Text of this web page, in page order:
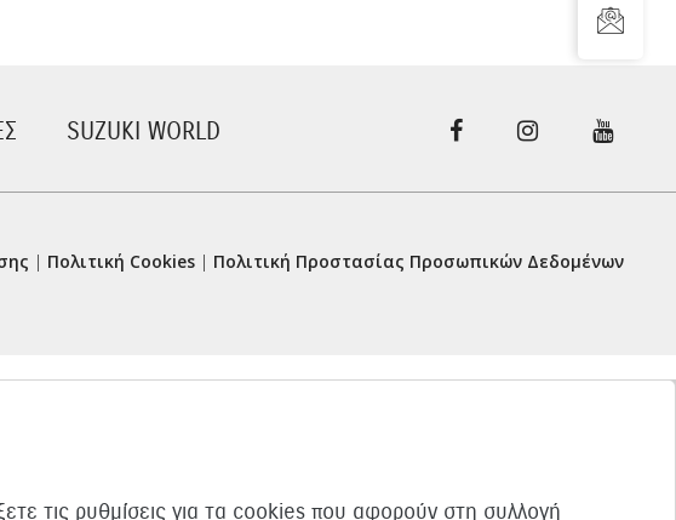
SUZUKI WORLD
| Πολιτική Cookies| Πολιτική Προστασίας Προσωπικών Δεδομένων
τις ρυθμίσεις για τα cookies που αφορούν στη συλλογή